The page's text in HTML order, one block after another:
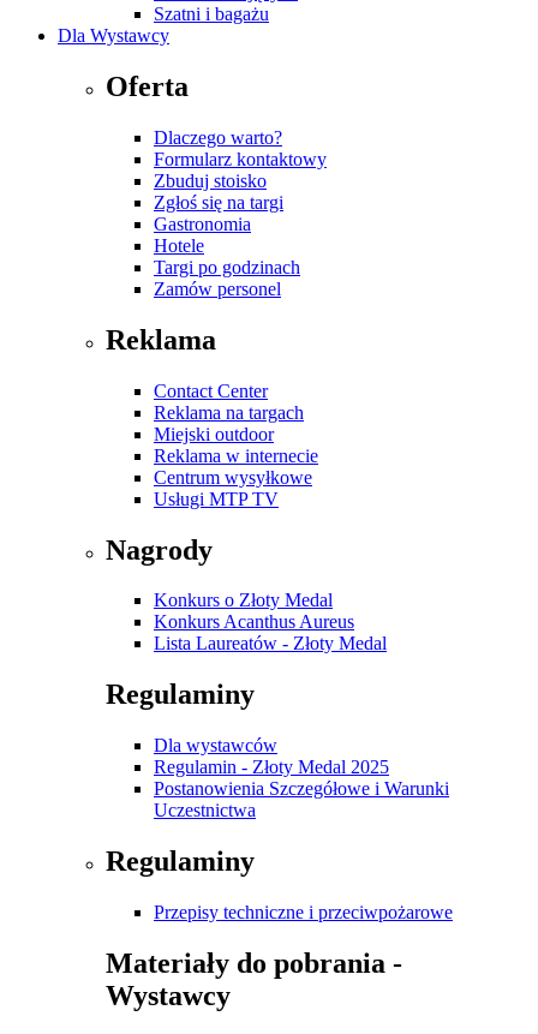
Szatni i bagażu
Dla Wystawcy
Oferta
Dlaczego warto?
Formularz kontaktowy
Zbuduj stoisko
Zgłoś się na targi
Gastronomia
Hotele
Targi po godzinach
Zamów personel
Reklama
Contact Center
Reklama na targach
Miejski outdoor
Reklama w internecie
Centrum wysyłkowe
Usługi MTP TV
Nagrody
Konkurs o Złoty Medal
Konkurs Acanthus Aureus
Lista Laureatów - Złoty Medal
Regulaminy
Dla wystawców
Regulamin - Złoty Medal 2025
Postanowienia Szczegółowe i Warunki
Uczestnictwa
Regulaminy
Przepisy techniczne i przeciwpożarowe
Materiały do pobrania -
Wystawcy